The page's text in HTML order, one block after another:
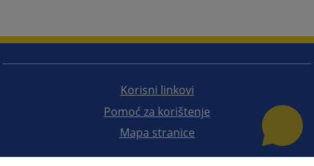
Korisni linkovi
Pomoć za korištenje
Mapa stranice